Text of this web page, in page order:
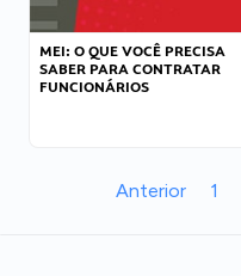
MEI: O QUE VOCÊ PRECISA
SABER PARA CONTRATAR
FUNCIONÁRIOS
Anterior 1